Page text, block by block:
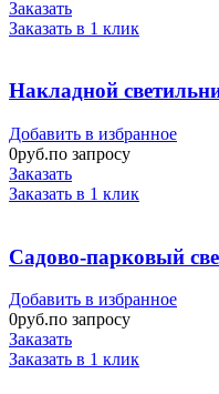
Заказать
Заказать в 1 клик
Накладной
Добавить в избранное
0руб.по запросу
Заказать
Заказать в 1 клик
Садово-парковый
Добавить в избранное
0руб.по запросу
Заказать
Заказать в 1 клик